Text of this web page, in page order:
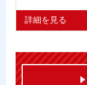
詳細を見る